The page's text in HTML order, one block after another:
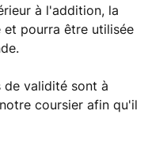
à l'addition, la
pourra être utilisée
de validité sont à
coursier afin qu'il